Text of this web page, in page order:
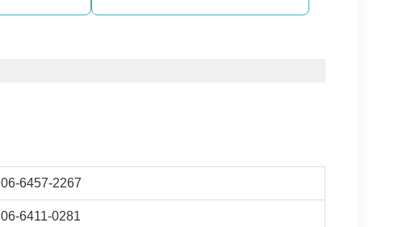
06-6457-2267
06-6411-0281